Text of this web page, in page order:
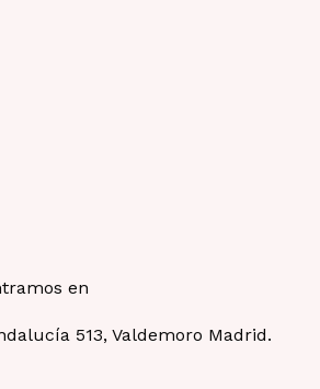
en
513, Valdemoro Madrid.